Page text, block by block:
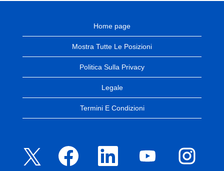
Home page
Mostra Tutte Le Posizioni
Politica Sulla Privacy
Legale
Termini E Condizioni
S
a
a
S
p